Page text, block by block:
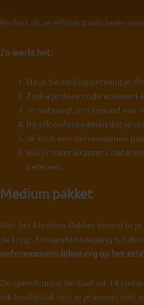
Perfect als je efficiënt wilt leren
Zo werkt het:
Na je bestelling ontvang je
Zodra je deze code activeert
Je ontvangt een tegoed van
Bij elk oefenexamen dat je
Je kunt een oefenexamen
Wil je meer examens
oefenen.
Medium pakket
Met het Medium Pakket bereid je
Je krijgt 3 maanden toegang tot de
oefenexamens lijken erg op het
De speedcursus bestaat uit 14
elk hoofdstuk test je je kennis met